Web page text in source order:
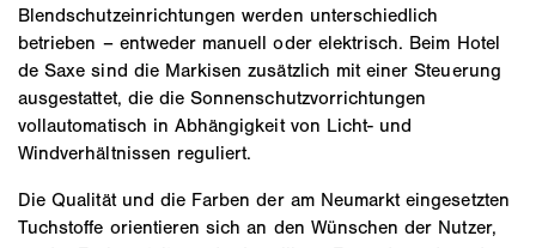
Blendschutzeinrichtungen werden unterschiedlich
betrieben – entweder manuell oder elektrisch. Beim Hotel
de Saxe sind die Markisen zusätzlich mit einer Steuerung
ausgestattet, die die Sonnenschutzvorrichtungen
vollautomatisch in Abhängigkeit von Licht- und
Windverhältnissen reguliert.
Die Qualität und die Farben der am Neumarkt eingesetzten
Tuchstoffe orientieren sich an den Wünschen der Nutzer,